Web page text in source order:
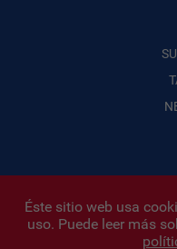
Infonegocios 2026|
Éste sitio web usa
uso. Puede leer más